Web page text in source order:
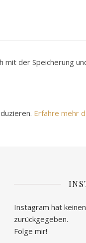
der Speicherung
Erfahre mehr
Instagram hat
zurückgegeben.
Folge mir!